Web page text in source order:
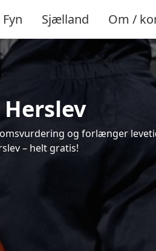
Fyn Sjælland Om /
og forlænger
– helt gratis!